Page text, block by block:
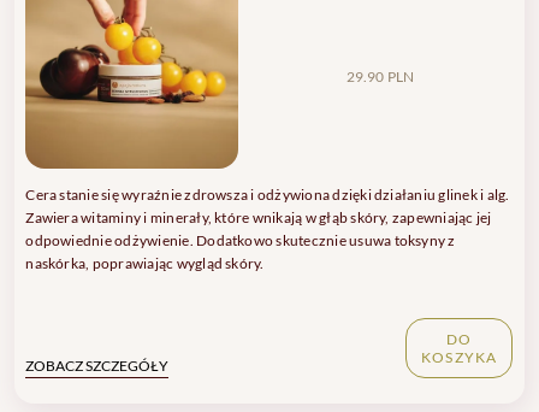
29.90 PLN
Cera stanie się wyraźnie zdrowsza i odżywiona dzięki działaniu glinek i alg.
Zawiera witaminy i minerały, które wnikają w głąb skóry, zapewniając jej
odpowiednie odżywienie. Dodatkowo skutecznie usuwa toksyny z
naskórka, poprawiając wygląd skóry.
ZOBACZ SZCZEGÓŁY
DO
KOSZYKA